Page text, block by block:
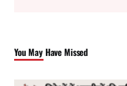
h
You May Have Missed